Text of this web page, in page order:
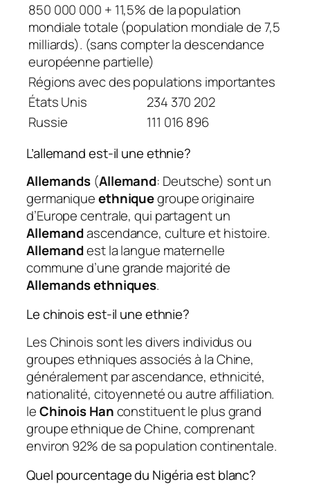
850 000 000 + 11,5% de la population
mondiale totale (population mondiale de 7,5
milliards). (sans compter la descendance
européenne partielle)
Régions avec des populations importantes
États Unis
234 370 202
Russie
111 016 896
L’allemand est-il une ethnie?
Allemands (Allemand: Deutsche) sont un
germaniqueethniquegroupe originaire
d’Europe centrale, qui partagent un
Allemandascendance, culture et histoire.
Allemandest la langue maternelle
commune d’une grande majorité de
Allemands ethniques.
Le chinois est-il une ethnie?
Les Chinois sont les divers individus ou
groupes ethniques associés à la Chine,
généralement par ascendance, ethnicité,
nationalité, citoyenneté ou autre affiliation.
leChinois Hanconstituent le plus grand
groupe ethnique de Chine, comprenant
environ 92% de sa population continentale.
Quel pourcentage du Nigéria est blanc?